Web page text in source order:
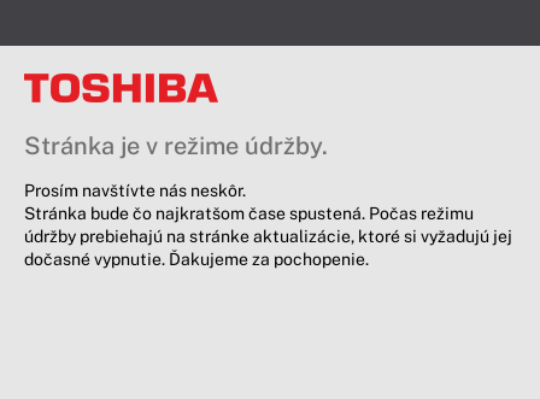
Stránka je v režime údržby.
Prosím navštívte nás neskôr.
Stránka bude čo najkratšom čase spustená. Počas režimu
údržby prebiehajú na stránke aktualizácie, ktoré si vyžadujú jej
dočasné vypnutie. Ďakujeme za pochopenie.